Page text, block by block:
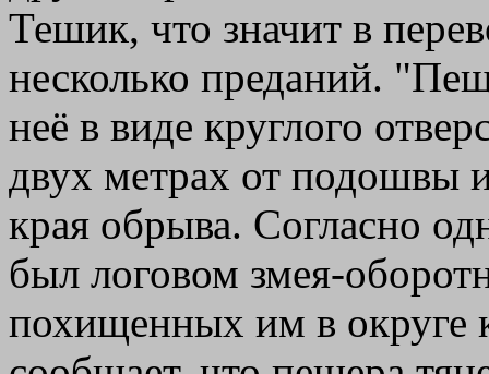
Тешик, что значит в
несколько преданий.
неё в виде круглого
двух метрах от подошвы
края обрыва. Согласно
был логовом змея-
похищенных им в округе